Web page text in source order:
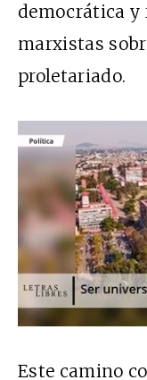
democrática y
marxistas
proletariado.
Este camino